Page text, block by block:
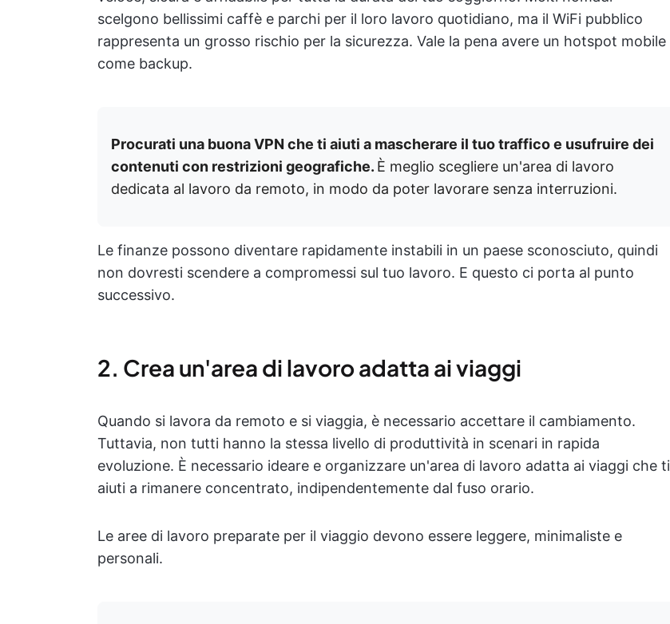
scelgono bellissimi caffè e parchi per il loro lavoro quotidiano, ma il WiFi pubblico
rappresenta un grosso rischio per la sicurezza. Vale la pena avere un hotspot mobile
come backup.
Procurati una buona VPN che ti aiuti a mascherare il tuo traffico e usufruire dei
contenuti con restrizioni geografiche. È meglio scegliere un'area di lavoro
dedicata al lavoro da remoto, in modo da poter lavorare senza interruzioni.
Le finanze possono diventare rapidamente instabili in un paese sconosciuto, quindi
non dovresti scendere a compromessi sul tuo lavoro. E questo ci porta al punto
successivo.
2. Crea un'area di lavoro adatta ai viaggi
Quando si lavora da remoto e si viaggia, è necessario accettare il cambiamento.
Tuttavia, non tutti hanno la stessa livello di produttività in scenari in rapida
evoluzione. È necessario ideare e organizzare un'area di lavoro adatta ai viaggi che ti
aiuti a rimanere concentrato, indipendentemente dal fuso orario.
Le aree di lavoro preparate per il viaggio devono essere leggere, minimaliste e
personali.